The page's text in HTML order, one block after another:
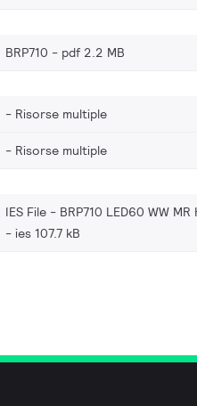
BRP710 pdf 2.2 MB
Risorse multiple
Risorse multiple
IES File - BRP710 LED60 WW MR
ies 107.7 kB